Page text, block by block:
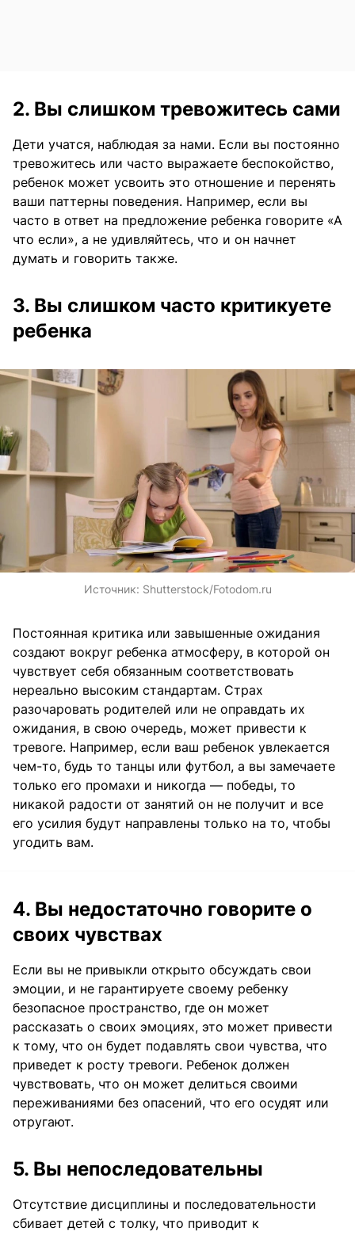
2. Вы слишком тревожитесь сами
Дети учатся, наблюдая за нами. Если вы постоянно
тревожитесь или часто выражаете беспокойство,
ребенок может усвоить это отношение и перенять
ваши паттерны поведения. Например, если вы
часто в ответ на предложение ребенка говорите «А
что если», а не удивляйтесь, что и он начнет
думать и говорить также.
3. Вы слишком часто критикуете
ребенка
Источник: Shutterstock/Fotodom.ru
Постоянная критика или завышенные ожидания
создают вокруг ребенка атмосферу, в которой он
чувствует себя обязанным соответствовать
нереально высоким стандартам. Страх
разочаровать родителей или не оправдать их
ожидания, в свою очередь, может привести к
тревоге. Например, если ваш ребенок увлекается
чем-то, будь то танцы или футбол, а вы замечаете
только его промахи и никогда — победы, то
никакой радости от занятий он не получит и все
его усилия будут направлены только на то, чтобы
угодить вам.
4. Вы недостаточно говорите о
своих чувствах
Если вы не привыкли открыто обсуждать свои
эмоции, и не гарантируете своему ребенку
безопасное пространство, где он может
рассказать о своих эмоциях, это может привести
к тому, что он будет подавлять свои чувства, что
приведет к росту тревоги. Ребенок должен
чувствовать, что он может делиться своими
переживаниями без опасений, что его осудят или
отругают.
5. Вы непоследовательны
Отсутствие дисциплины и последовательности
сбивает детей с толку, что приводит к